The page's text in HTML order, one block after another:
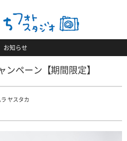
お知らせ
ンペーン【期間限定】
ヤスタカ